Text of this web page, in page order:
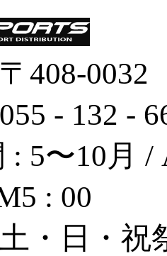
408-0032
- 132 -
: 5〜10月
: 00
・日・祝